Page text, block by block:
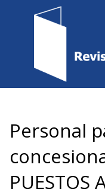
Personal
PUESTOS